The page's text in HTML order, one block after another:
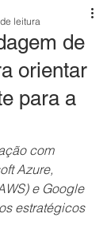
de
orientar
para a
leitura
com
Azure,
e Google
estratégicos